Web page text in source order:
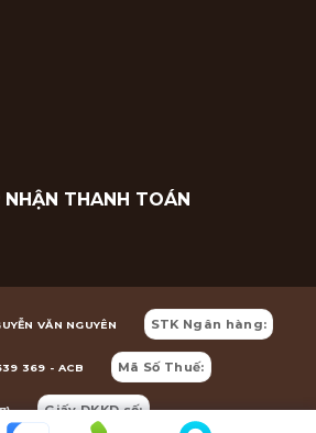
NHẬN THANH TOÁN
VĂN NGUYÊN STK Ngân hàng:
369 - ACB Mã Số Thuế:
Giấy DKKD số: